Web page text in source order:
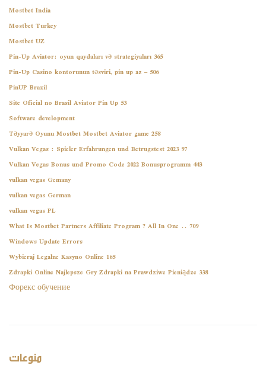
Mostbet India
Mostbet Turkey
Mostbet UZ
Pin-Up Aviator: oyun qaydaları və strategiyaları 365
Pin-Up Casino kontorunun təsviri, pin up az – 506
PinUP Brazil
Site Oficial no Brasil Aviator Pin Up 53
Software development
Təyyarə Oyunu Mostbet Mostbet Aviator game 258
Vulkan Vegas ️: Spieler Erfahrungen und Betrugstest 2023 97
Vulkan Vegas Bonus und Promo Code 2022 Bonusprogramm 443
vulkan vegas Gemany
vulkan vegas German
vulkan vegas PL
What Is Mostbet Partners Affiliate Program ? All In One .. 709
Windows Update Errors
Wybieraj Legalne Kasyno Online 165
Zdrapki Online Najlepsze Gry Zdrapki na Prawdziwe Pieniądze 338
Форекс обучение
منوعات